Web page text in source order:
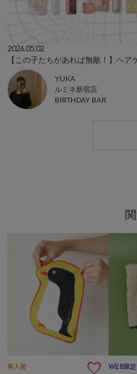
2026.05.02
YUKA
ルミネ新宿店
BIRTHDAY BAR
再入荷 WEB限定